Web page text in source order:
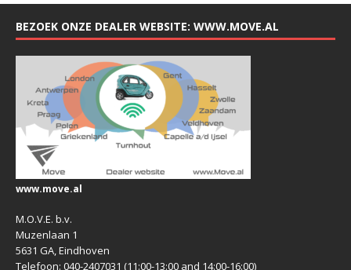
BEZOEK ONZE DEALER WEBSITE: WWW.MOVE.AL
www.move.al
M.O.V.E. b.v.
Muzenlaan 1
5631 GA, Eindhoven
Telefoon: 040-2407031 (11:00-13:00 and 14:00-16:00)